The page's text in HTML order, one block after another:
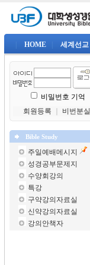
HOME 세계선교
비밀번호 기억
회원등록
비번분실
Bible Study
주일예배메시지
성경공부문제지
수양회강의
특강
구약강의자료실
신약강의자료실
강의안책자